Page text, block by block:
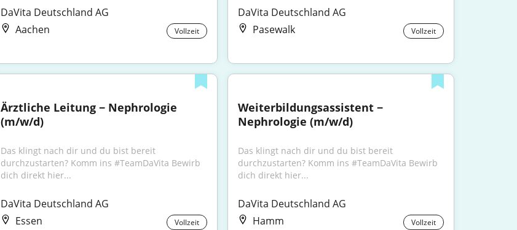
DaVita Deutschland AG
Aachen
Vollzeit
DaVita Deutschland AG
Pasewalk
Vollzeit
Ärztliche Leitung − Nephrologie
(m/w/d)
Das klingt nach dir und du bist bereit
durchzustarten? Komm ins #TeamDaVita Bewirb
dich direkt hier...
DaVita Deutschland AG
Essen
Vollzeit
Weiterbildungsassistent −
Nephrologie (m/w/d)
Das klingt nach dir und du bist bereit
durchzustarten? Komm ins #TeamDaVita Bewirb
dich direkt hier...
DaVita Deutschland AG
Hamm
Vollzeit